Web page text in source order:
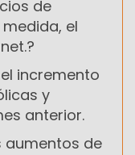
de
el
incremento
y
anterior.
aumentos de